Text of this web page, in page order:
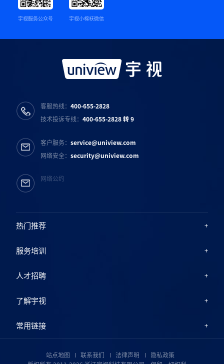
宇视服务公众号 宇视小棉袄微信
热门推荐
服务培训
人才招聘
了解宇视
常用链接
客服热线：400-655-2828
技术投诉专线：400-655-2828 转 9
客户服务：service@uniview.com
网络安全：security@uniview.com
网络公约
站点地图 联系我们 法律声明
隐私政策